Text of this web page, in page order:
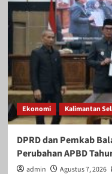
Ekonomi Kalimantan
DPRD dan Pemkab
Perubahan APBD
admin Agustus 7, 2026